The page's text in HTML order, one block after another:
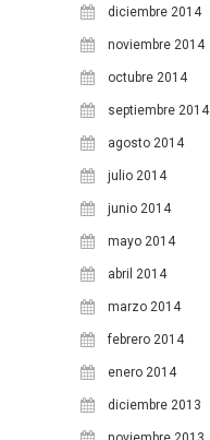
diciembre 2014
noviembre 2014
octubre 2014
septiembre 2014
agosto 2014
julio 2014
junio 2014
mayo 2014
abril 2014
marzo 2014
febrero 2014
enero 2014
diciembre 2013